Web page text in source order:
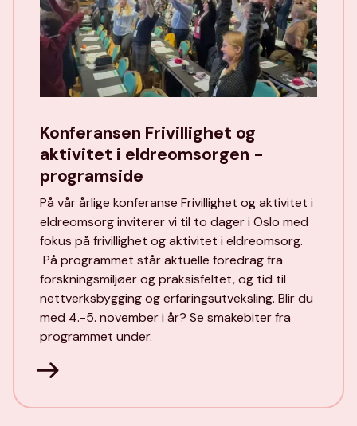
Konferansen Frivillighet og
aktivitet i eldreomsorgen -
programside
På vår årlige konferanse Frivillighet og aktivitet i
eldreomsorg inviterer vi til to dager i Oslo med
fokus på frivillighet og aktivitet i eldreomsorg.
På programmet står aktuelle foredrag fra
forskningsmiljøer og praksisfeltet, og tid til
nettverksbygging og erfaringsutveksling. Blir du
med 4.-5. november i år? Se smakebiter fra
programmet under.